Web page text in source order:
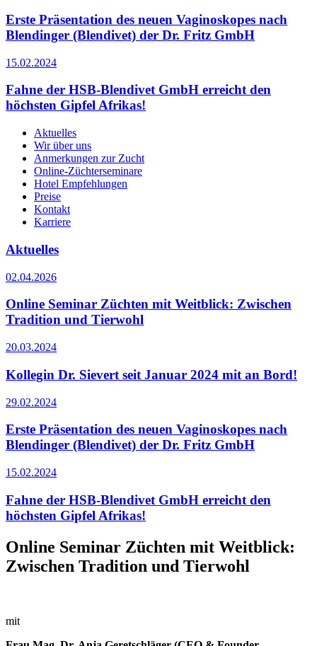
Erste Präsentation des neuen Vaginoskopes nach
Blendinger (Blendivet) der Dr. Fritz GmbH
15.02.2024
Fahne der HSB-Blendivet GmbH erreicht den
höchsten Gipfel Afrikas!
Aktuelles
Wir über uns
Anmerkungen zur Zucht
Online-Züchterseminare
Hotel Empfehlungen
Preise
Kontakt
Karriere
Aktuelles
02.04.2026
Online Seminar Züchten mit Weitblick: Zwischen
Tradition und Tierwohl
20.03.2024
Kollegin Dr. Sievert seit Januar 2024 mit an Bord!
29.02.2024
Erste Präsentation des neuen Vaginoskopes nach
Blendinger (Blendivet) der Dr. Fritz GmbH
15.02.2024
Fahne der HSB-Blendivet GmbH erreicht den
höchsten Gipfel Afrikas!
Online Seminar Züchten mit Weitblick:
Zwischen Tradition und Tierwohl
mit